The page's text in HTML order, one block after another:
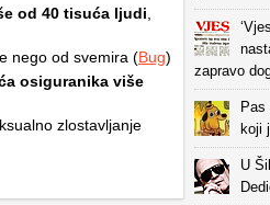
od 40 tisuća ljudi
nego od svemira (Bug)
osiguranika više
zlostavljanje
zapravo
koji
U